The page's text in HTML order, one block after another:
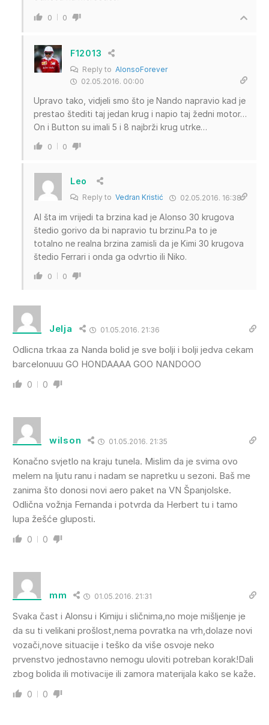
0 0
F12013
Reply to AlonsoForever
02.05.2016. 00:00
Upravo tako, vidjeli smo što je Nando napravio kad je
prestao štediti taj jedan krug i napio taj žedni motor…
On i Button su imali 5 i 8 najbrži krug utrke…
0 0
Leo
Reply to Vedran Kristić 02.05.2016. 16:38
Al šta im vrijedi ta brzina kad je Alonso 30 krugova
štedio gorivo da bi napravio tu brzinu.Pa to je
totalno ne realna brzina zamisli da je Kimi 30 krugova
štedio Ferrari i onda ga odvrtio ili Niko.
0 0
Jelja 01.05.2016. 21:36
Odlicna trkaa za Nanda bolid je sve bolji i bolji jedva cekam
barcelonuuu GO HONDAAAA GOO NANDOOO
0 0
wilson 01.05.2016. 21:35
Konačno svjetlo na kraju tunela. Mislim da je svima ovo
melem na ljutu ranu i nadam se napretku u sezoni. Baš me
zanima što donosi novi aero paket na VN Španjolske.
Odlična vožnja Fernanda i potvrda da Herbert tu i tamo
lupa žešće gluposti.
0 0
mm 01.05.2016. 21:31
Svaka čast i Alonsu i Kimiju i sličnima,no moje mišljenje je
da su ti velikani prošlost,nema povratka na vrh,dolaze novi
vozači,nove situacije i teško da više osvoje neko
prvenstvo jednostavno nemogu uloviti potreban korak!Dali
zbog bolida ili motivacije ili zamora materijala kako se kaže.
0 0